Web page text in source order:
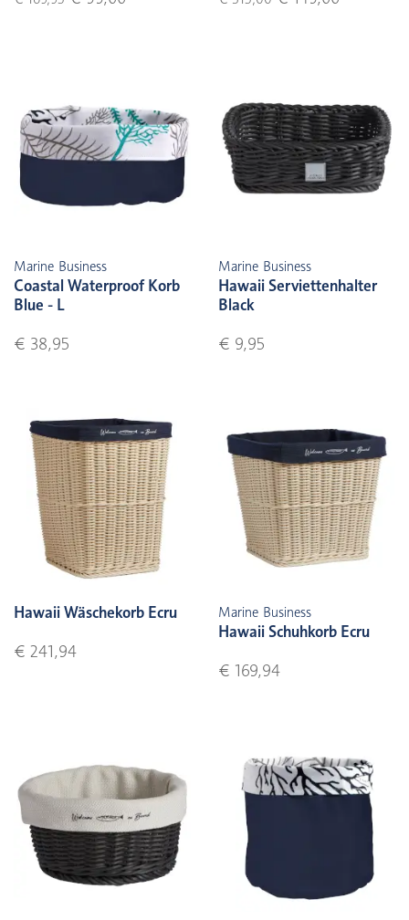
Marine Business
Coastal Waterproof Korb
Blue - L
€ 38,95
Marine Business
Hawaii Serviettenhalter
Black
€ 9,95
Hawaii Wäschekorb Ecru
€ 241,94
Marine Business
Hawaii Schuhkorb Ecru
€ 169,94